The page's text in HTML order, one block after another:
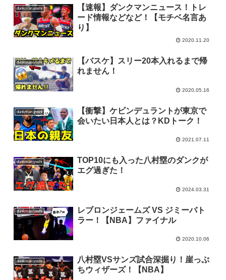
dunkman yoshi
【速報】ダンクマンニュース！トレ
ード情報などなど！【モチベ名言あ
り】
2020.11.20
dunkman yoshi
【バスケ】スリー20本入れるまで帰
れません！
2020.05.16
dunkman yoshi
【衝撃】ケビンデュラントが東京で
会いたい日本人とは？KDトーク！
2021.07.11
dunkman yoshi
TOP10にも入った八村塁のダンクが
エグ過ぎた！
2024.03.31
dunkman yoshi
レブロンジェームズ VS ジミーバト
ラー！【NBA】ファイナル
2020.10.06
dunkman yoshi
八村塁VSサンズ試合深掘り！崖っぷ
ちウィザーズ！【NBA】